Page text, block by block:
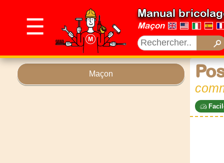
☰
Manual
Maçon
Maçon